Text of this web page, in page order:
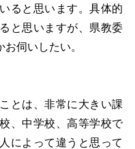
ると思います。具体的
と思いますが、県教委
伺いしたい。
とは、非常に大きい課
、中学校、高等学校で
によって違うと思って